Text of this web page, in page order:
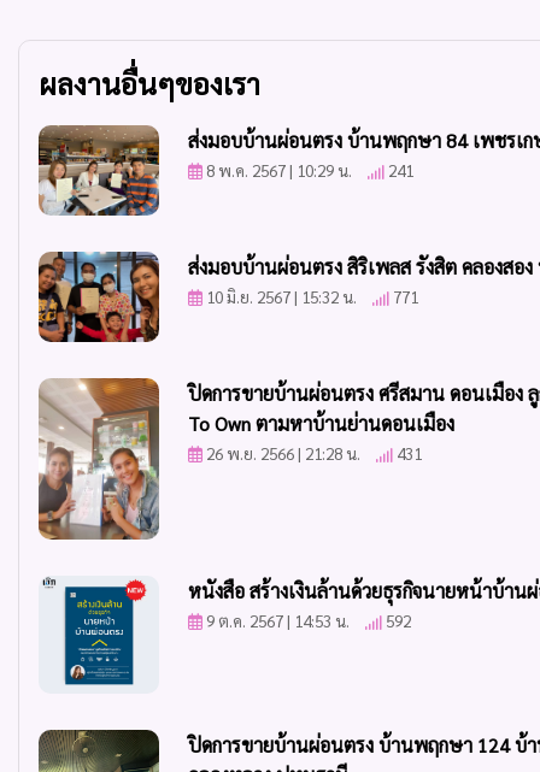
ผลงานอื่นๆของเรา
ส่งมอบบ้านผ่อนตรง บ้านพฤกษา 84 เพชรเ
8 พ.ค. 2567 | 10:29 น. 241
ส่งมอบบ้านผ่อนตรง สิริเพลส รังสิต คลองสอ
10 มิ.ย. 2567 | 15:32 น. 771
ปิดการขายบ้านผ่อนตรง ศรีสมาน ดอนเมือง
To Own ตามหาบ้านย่านดอนเมือง
26 พ.ย. 2566 | 21:28 น. 431
หนังสือ สร้างเงินล้านด้วยธุรกิจนายหน้าบ้าน
9 ต.ค. 2567 | 14:53 น. 592
ปิดการขายบ้านผ่อนตรง บ้านพฤกษา 124 บ้